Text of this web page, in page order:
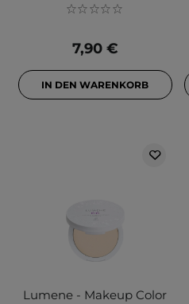
7,90 €
IN DEN WARENKORB
Lumene - Makeup Color